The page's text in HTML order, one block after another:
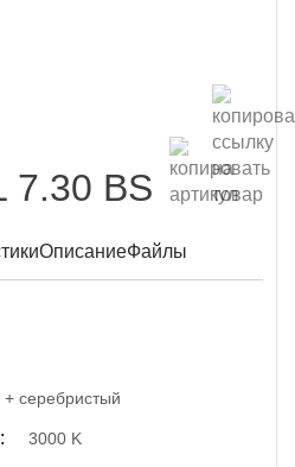
7.30 BS
ОписаниеФайлы
серебристый
3000 K